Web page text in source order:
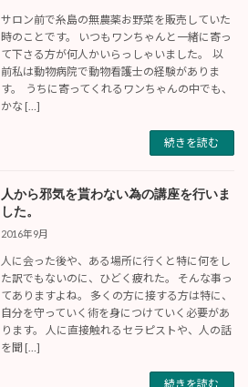
サロン前で糸島の無農薬お野菜を販売していた
時のことです。 いつもワンちゃんと一緒に寄っ
て下さる方が何人かいらっしゃいました。 以
前私は動物病院で動物看護士の経験がありま
す。 うちに寄ってくれるワンちゃんの中でも、
かな […]
続きを読む
人から邪気を貰わない為の講座を行いま
した。
2016年9月
人に会った後や、ある場所に行くと特に何をし
た訳でもないのに、ひどく疲れた。 そんな事っ
てありますよね。 多くの方に接する方は特に、
自分を守っていく術を身につけていく必要があ
ります。 人に直接触れるセラピストや、人の話
を聞 […]
続きを読む